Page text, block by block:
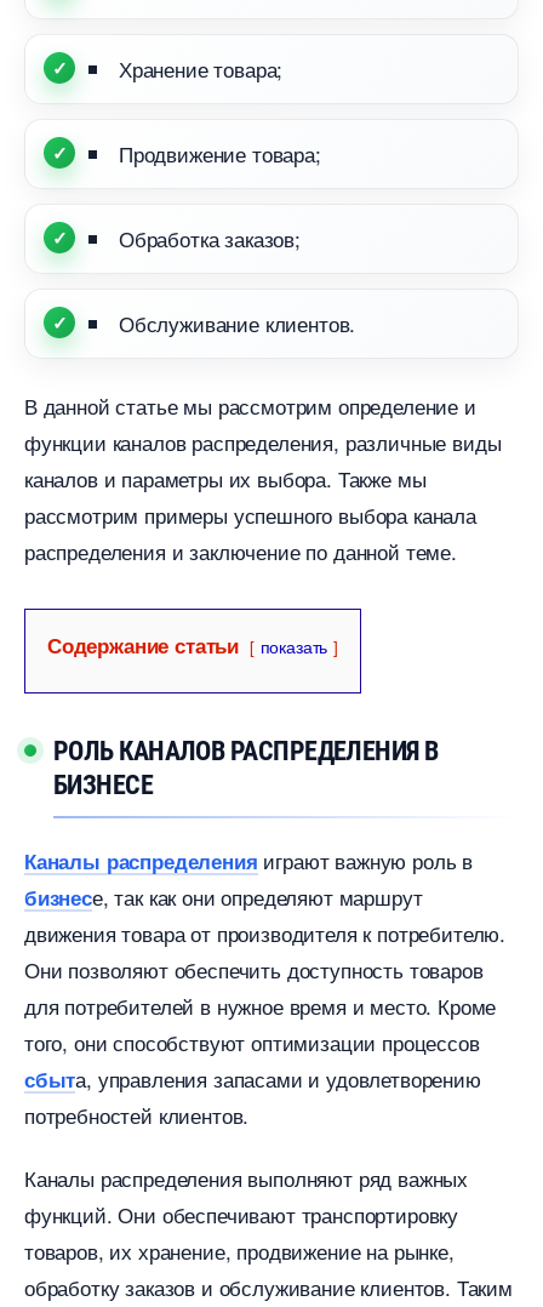
Хранение товара;
Продвижение товара;
Обработка заказов;
Обслуживание клиентов.​
данной статье мы рассмотрим определение и
функции каналов распределения, различные виды
каналов и параметры их выбора.​ Также мы
рассмотрим примеры успешного выбора канала
распределения и заключение по данной теме.​
Содержание статьи показать
РОЛЬ КАНАЛОВ РАСПРЕДЕЛЕНИЯ
БИЗНЕСЕ
Каналы распределения играют важную роль
изнесе, так как они определяют маршрут
движения товара от производителя к потребителю.
Они позволяют обеспечить доступность товаро
для потребителей в нужное время и место.​ Кроме
того, они способствуют оптимизации процессо
сбыта, управления запасами и удовлетворению
потребностей клиентов.​
Каналы распределения выполняют ряд важных
функций.​ Они обеспечивают транспортировку
товаров, их хранение, продвижение на рынке,
обработку заказов и обслуживание клиентов.​ Таким